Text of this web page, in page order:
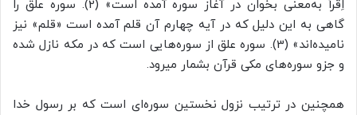
اِقرأ به‌معنی بخوان در آغاز سوره آمده است» (2). سوره علق را
گاهی به این دلیل که در آیه چهارم آن قلم آمده است «قلم» نیز
نامیده‌اند» (3). سوره علق از سوره‌هایی است که در مکه نازل شده
و جزو سوره‌های مکی قرآن بشمار میرود.
همچنین در ترتیب نزول نخستین سوره‌ای است که بر رسول خدا